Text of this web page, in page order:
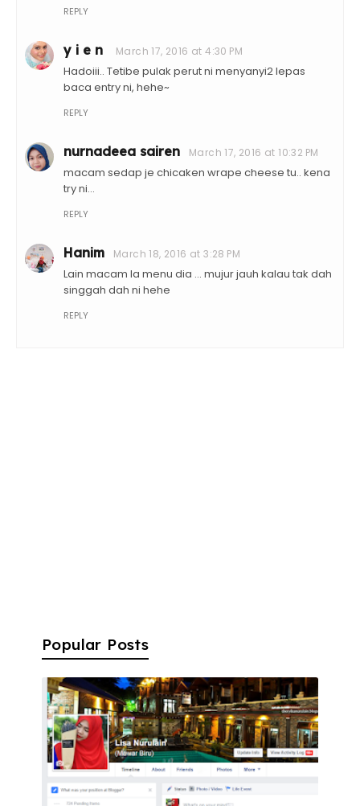
REPLY
y i e n March 17, 2016 at 4:30 PM
Hadoiii.. Tetibe pulak perut ni menyanyi2 lepas
baca entry ni, hehe~
REPLY
nurnadeea sairen March 17, 2016 at 10:32 PM
macam sedap je chicaken wrape cheese tu.. kena
try ni...
REPLY
Hanim March 18, 2016 at 3:28 PM
Lain macam la menu dia ... mujur jauh kalau tak dah
singgah dah ni hehe
REPLY
Popular Posts